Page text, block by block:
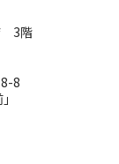
3階
8
市民病